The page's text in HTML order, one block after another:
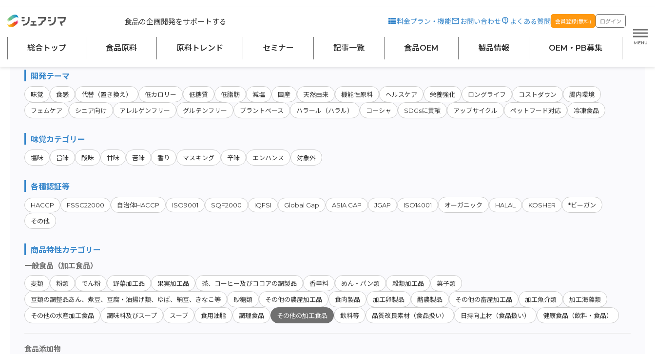
食品の企画開発をサポートする 料金プラン・機能 お問い合わせ よくある質問 会員登録(無料) ログイン
総合トップ 食品原料 原料トレンド セミナー 記事一覧 食品OEM 製品情報 OEM・PB募集
原料・キーワード検索 会社名から検索 原料・絞り込み検索
開発テーマ
味覚 食感 代替（置き換え） 低カロリー 低糖質 低脂肪 減塩 国産 天然由来 機能性原料 ヘルスケア 栄養強化 ロングライフ コストダウン 腸内環境
フェムケア シニア向け アレルゲンフリー グルテンフリー プラントベース ハラール（ハラル） コーシャ SDGsに貢献 アップサイクル ペットフード対応 冷凍食品
味覚カテゴリー
塩味 旨味 酸味 甘味 苦味 香り マスキング 辛味 エンハンス 対象外
各種認証等
HACCP FSSC22000 自治体HACCP ISO9001 SQF2000 IQFSI Global Gap ASIA GAP JGAP ISO14001 オーガニック HALAL KOSHER *ビーガン
その他
商品特性カテゴリー
一般食品（加工食品）
麦類 粉類 でん粉 野菜加工品 果実加工品 茶、コーヒー及びココアの調製品 香辛料 めん・パン類 穀類加工品 菓子類
豆類の調整品あん、煮豆、豆腐・油揚げ類、ゆば、納豆、きなこ等 砂糖類 その他の農産加工品 食肉製品 加工卵製品 酪農製品 その他の畜産加工品 加工魚介類 加工海藻類
その他の水産加工食品 調味料及びスープ スープ 食用油脂 調理食品 その他の加工食品 飲料等 品質改良素材（食品扱い） 日持向上材（食品扱い） 健康食品（飲料・食品）
食品添加物